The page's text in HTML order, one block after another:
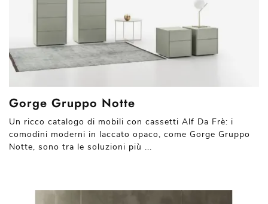
Gorge Gruppo Notte
Un ricco catalogo di mobili con cassetti Alf Da Frè: i
comodini moderni in laccato opaco, come Gorge Gruppo
Notte, sono tra le soluzioni più ...